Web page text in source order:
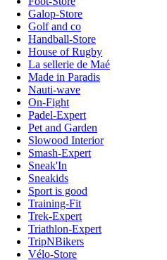
Galop-Store
Golf and co
Handball-Store
House of Rugby
La sellerie de Maé
Made in Paradis
Nauti-wave
On-Fight
Padel-Expert
Pet and Garden
Slowood Interior
Smash-Expert
Sneak'In
Sneakids
Sport is good
Training-Fit
Trek-Expert
Triathlon-Expert
TripNBikers
Vélo-Store